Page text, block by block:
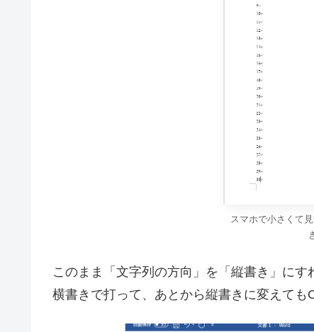
スマホで小さくて
このまま「文字列の方向」を「縦書き」にす
横書きで打って、あとから縦書きに変えても